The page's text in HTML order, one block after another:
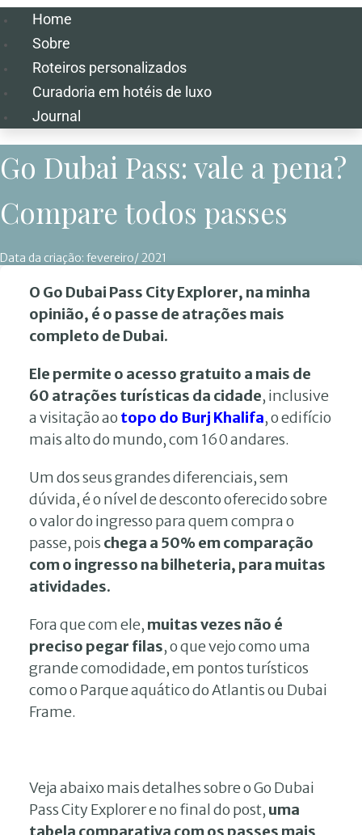
Home
Sobre
Roteiros personalizados
Curadoria em hotéis de luxo
Journal
Go Dubai Pass: vale a pena?
Compare todos passes
Data da criação: fevereiro/ 2021
O Go Dubai Pass City Explorer, na minha
opinião, é o passe de atrações mais
completo de Dubai.
Ele permite o acesso gratuito a mais de
60 atrações turísticas da cidade, inclusive
a visitação ao topo do Burj Khalifa, o edifício
mais alto do mundo, com 160 andares.
Um dos seus grandes diferenciais, sem
dúvida, é o nível de desconto oferecido sobre
o valor do ingresso para quem compra o
passe, pois chega a 50% em comparação
com o ingresso na bilheteria, para muitas
atividades.
Fora que com ele, muitas vezes não é
preciso pegar filas, o que vejo como uma
grande comodidade, em pontos turísticos
como o Parque aquático do Atlantis ou Dubai
Frame.
Veja abaixo mais detalhes sobre o Go Dubai
Pass City Explorer e no final do post, uma